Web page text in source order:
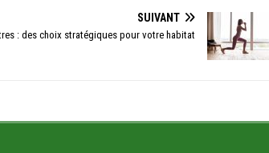
SUIVANT
: des choix stratégiques pour votre habitat